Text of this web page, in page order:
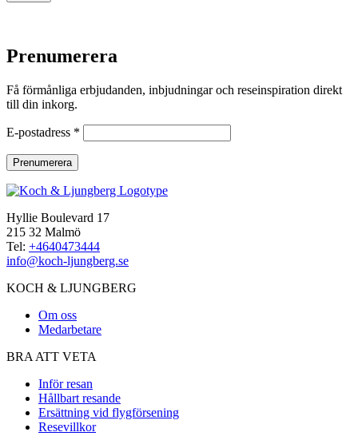
Prenumerera
Få förmånliga erbjudanden, inbjudningar och reseinspiration direkt
till din inkorg.
E-postadress *
Hyllie Boulevard 17
215 32 Malmö
Tel: +4640473444
info@koch-ljungberg.se
KOCH & LJUNGBERG
Om oss
Medarbetare
BRA ATT VETA
Inför resan
Hållbart resande
Ersättning vid flygförsening
Resevillkor